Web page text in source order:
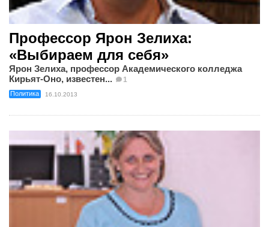
Профессор Ярон Зелиха:
«Выбираем для себя»
Ярон Зелиха, профессор Академического колледжа
Кирьят-Оно, известен...
1
Политика 16.10.2013